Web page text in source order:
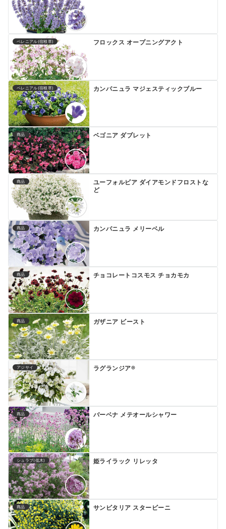
ペレニアル(宿根草) フロックス オープニングアクト
ペレニアル(宿根草) カンパニュラ マジェスティックブルー
商品 ベゴニア ダブレット
商品
ユーフォルビア ダイアモンドフロストな
ど
商品 カンパニュラ メリーベル
商品 チョコレートコスモス チョカモカ
商品 ガザニア ビースト
アジサイ ラグランジア®
商品 バーベナ メテオールシャワー
シュラブ(低木) 姫ライラック リレッタ
商品 サンビタリア スタービーニ